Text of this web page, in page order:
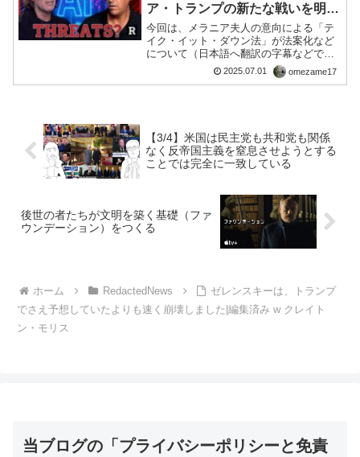
ア・トランプの新たな戦いを明か
す
今回は、メラニア夫人の意向による「テ
イク・イット・ダウン法」が法案化など
について（日本語へ翻訳の字幕などで、
適宜に見てくださうませ）■編集後記動画
は、AIの革新的な可能性とリスクの両方
2025.07.01 omezame17
【3/4】米国は民主党も共和党も関係
なく反帝国主義を窒息させようとする
ことでは完全に一致している
後世の者たちが文明を築く基礎（ファ
ウンデーション）をつくる
ホーム RedactedNews
ゼレンスキーは、トランプ
でさえ予想していたよりも速く崩壊しました|編集済み w クレイト
ン・モリス
当ブログの「プライバシーポリシーと免責